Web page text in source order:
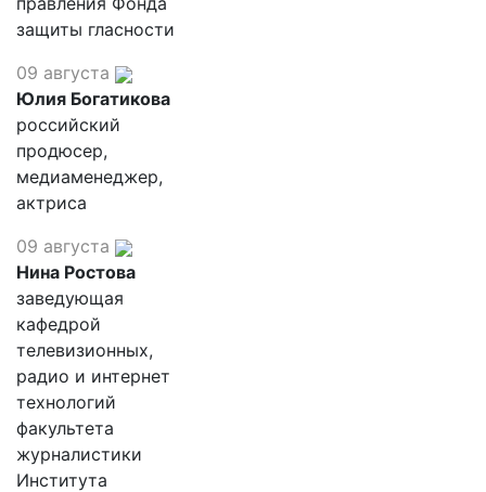
защиты гласности
09 августа
Юлия Богатикова
российский
продюсер,
медиаменеджер,
актриса
09 августа
Нина Ростова
заведующая
кафедрой
телевизионных,
радио и интернет
технологий
факультета
журналистики
Института